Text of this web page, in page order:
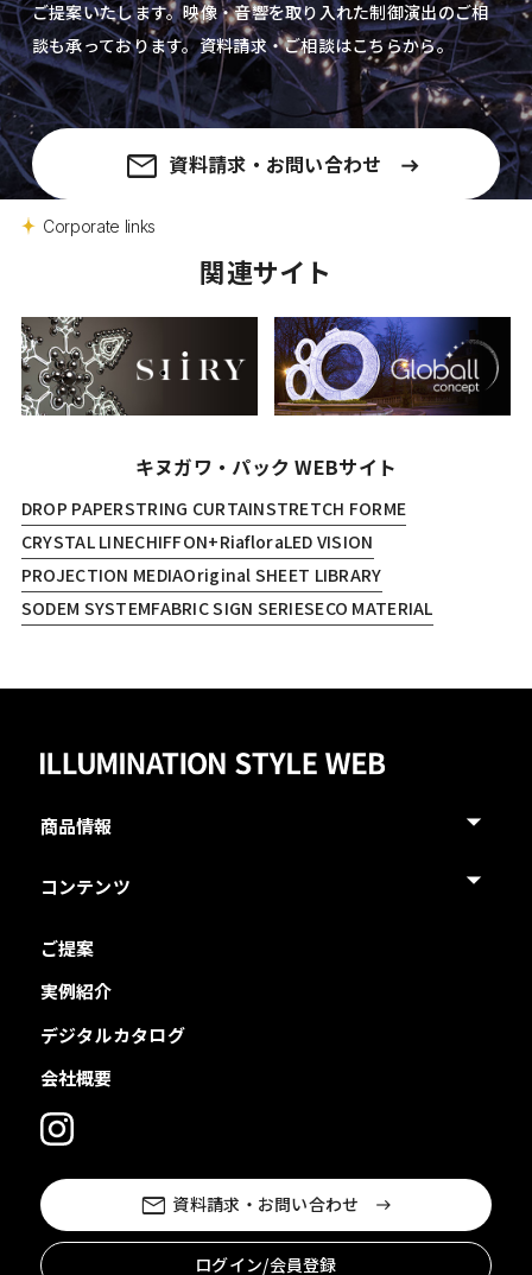
ご提案いたします。映像・音響を取り入れた制御演出のご相
談も承っております。資料請求・ご相談はこちらから。
資料請求・お問い合わせ
Corporate links
関連サイト
キヌガワ・パック WEBサイト
DROP PAPERSTRING CURTAINSTRETCH FORME
CRYSTAL LINECHIFFON+RiafloraLED VISION
PROJECTION MEDIAOriginal SHEET LIBRARY
SODEM SYSTEMFABRIC SIGN SERIESECO MATERIAL
資料請求・お問い合わせ
ログイン/会員登録
商品情報
コンテンツ
ご提案
実例紹介
デジタルカタログ
会社概要